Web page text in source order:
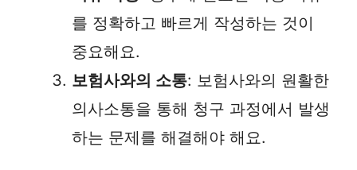
를 정확하고 빠르게 작성하는 것이
중요해요.
보험사와의 소통: 보험사와의 원활한
의사소통을 통해 청구 과정에서 발생
하는 문제를 해결해야 해요.